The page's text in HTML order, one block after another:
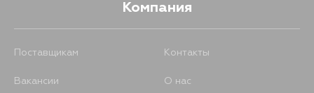
Компания
Поставщикам Контакты
Вакансии О нас